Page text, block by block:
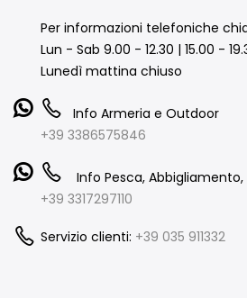
Per informazioni telefoniche
Lun - Sab 9.00 - 12.30 | 15.00 -
Lunedì mattina chiuso
Info Armeria e Outdoor
+39 3386575846
Info Pesca,
+39 3317297110
Servizio clienti: +39 035 911332